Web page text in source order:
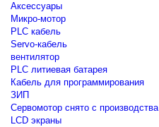
Аксессуары
Микро-мотор
PLC кабель
Servo-кабель
вентилятор
PLC литиевая батарея
Кабель для программирования
ЗИП
Сервомотор снято с производства
LCD экраны